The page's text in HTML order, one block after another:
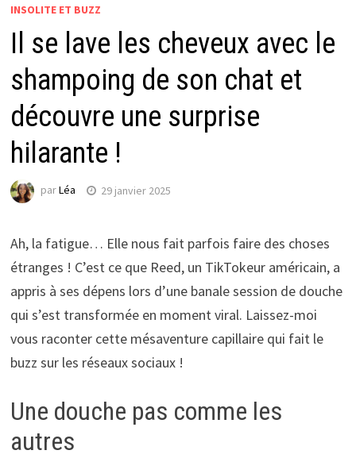
INSOLITE ET BUZZ
Il se lave les cheveux avec le
shampoing de son chat et
découvre une surprise
hilarante !
parLéa 29 janvier 2025
Ah, la fatigue… Elle nous fait parfois faire des choses
étranges ! C’est ce que Reed, un TikTokeur américain, a
appris à ses dépens lors d’une banale session de douche
qui s’est transformée en moment viral. Laissez-moi
vous raconter cette mésaventure capillaire qui fait le
buzz sur les réseaux sociaux !
Une douche pas comme les
autres